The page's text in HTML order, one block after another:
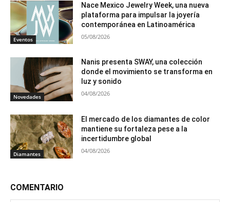
Eventos
Nace Mexico Jewelry Week, una nueva
plataforma para impulsar la joyería
contemporánea en Latinoamérica
05/08/2026
Novedades
Nanis presenta SWAY, una colección
donde el movimiento se transforma en
luz y sonido
04/08/2026
Diamantes
El mercado de los diamantes de color
mantiene su fortaleza pese a la
incertidumbre global
04/08/2026
COMENTARIO